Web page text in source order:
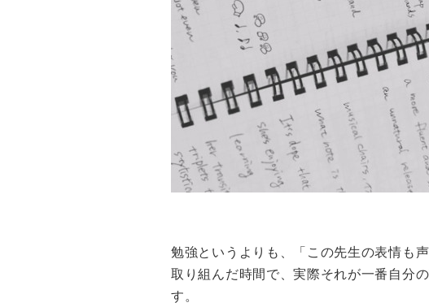
勉強というよりも、「この先生の表情も
取り組んだ時間で、実際それが一番自分
す。